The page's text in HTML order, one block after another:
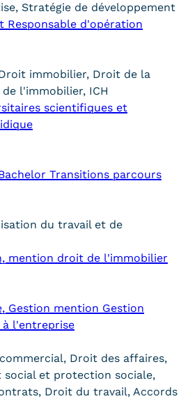
financement
salariés
Stratégie de développement
Responsable d'opération
immobilier, Droit de la
l'immobilier, ICH
scientifiques et
Transitions parcours
du travail et de
mention droit de l'immobilier
Gestion mention Gestion
l'entreprise
Droit des affaires,
social et protection sociale,
Droit du travail, Accords